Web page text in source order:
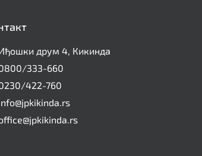
друм 4, Кикинда
333-660
422-760